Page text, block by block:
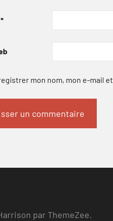
*
mon nom, mon e-mail
par ThemeZee.